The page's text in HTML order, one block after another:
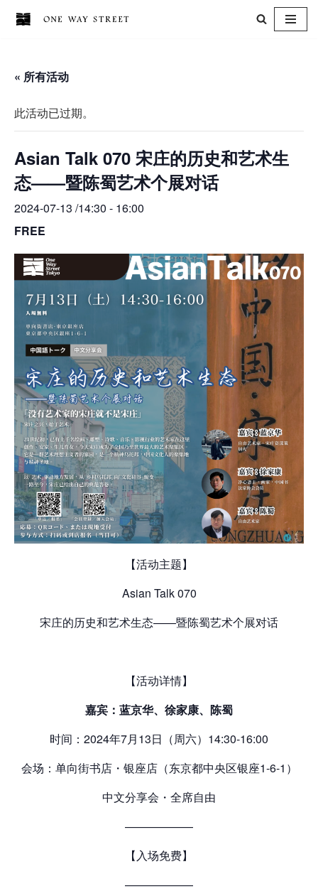
正
« 所有活动
此活动已过期。
Asian Talk 070 宋庄的历史和艺术生
态——暨陈蜀艺术个展对话
2024-07-13 /14:30 - 16:00
FREE
【活动主题】
Asian Talk 070
宋庄的历史和艺术生态——暨陈蜀艺术个展对话
【活动详情】
嘉宾：蓝京华、徐家康、陈蜀
时间：2024年7月13日（周六）14:30-16:00
会场：单向街书店・银座店（东京都中央区银座1-6-1）
中文分享会・全席自由
——————
【入场免费】
——————